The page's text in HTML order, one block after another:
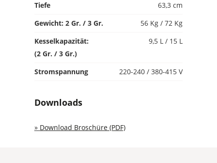
Tiefe
63,3 cm
Gewicht: 2 Gr. / 3 Gr.
56 Kg / 72 Kg
Kesselkapazität:
(2 Gr. / 3 Gr.)
9,5 L / 15 L
Stromspannung 220-240 / 380-415 V
Downloads
» Download Broschüre (PDF)